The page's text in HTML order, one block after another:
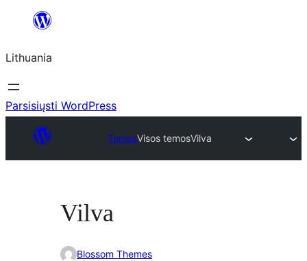
turinio
Lithuania
Parsisiųsti WordPress
TemosVisos temosVilva
Vilva
Blossom Themes